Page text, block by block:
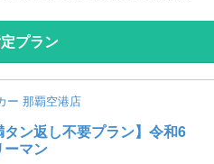
プラン
ー 那覇空港店
タン返し不要プラン】令和6
ーマン